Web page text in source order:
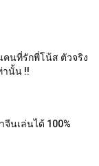
คนที่รักพี่โน้ส ตัวจริง
านั้น !!
จีนเล่นได้ 100%